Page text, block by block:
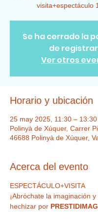
visita+espectáculo
Se ha cerrado la
de
Ver otros
Horario y ubicación
25 may 2025, 11:30 –
Polinyà de Xúquer, Carrer
46688 Polinyà de Xúquer,
Acerca del evento
ESPECTÁCULO+VISITA
¡Abróchate la imaginación
hechizar por